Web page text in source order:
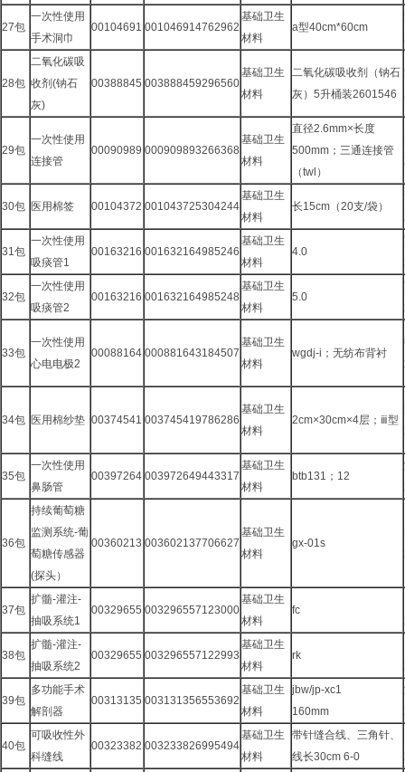
27包
一次性使用
手术洞巾
00104691 001046914762962
基础卫生
材料
a型40cm*60cm
28包
二氧化碳吸
收剂(钠石
灰)
00388845 003888459296560
基础卫生
材料
二氧化碳吸收剂（钠石
灰）5升桶装2601546
29包
一次性使用
连接管
00090989 000909893266368
基础卫生
材料
直径2.6mm×长度
500mm；三通连接管
（twl）
30包 医用棉签 00104372 001043725304244
基础卫生
材料
长15cm（20支/袋）
31包
一次性使用
吸痰管1
00163216 001632164985246
基础卫生
材料
4.0
32包
一次性使用
吸痰管2
00163216 001632164985248
基础卫生
材料
5.0
33包
一次性使用
心电电极2
00088164 000881643184507
基础卫生
材料
wgdj-i；无纺布背衬
34包 医用棉纱垫 00374541 003745419786286
基础卫生
材料
2cm×30cm×4层；ⅲ型
35包
一次性使用
鼻肠管
00397264 003972649443317
基础卫生
材料
btb131；12
36包
持续葡萄糖
监测系统-葡
萄糖传感器
(探头）
00360213 003602137706627
基础卫生
材料
gx-01s
37包
扩髓-灌注-
抽吸系统1
00329655 003296557123000
基础卫生
材料
fc
38包
扩髓-灌注-
抽吸系统2
00329655 003296557122993
基础卫生
材料
rk
39包
多功能手术
解剖器
00313135 003131356553692
基础卫生
材料
jbw/jp-xc1
160mm
40包
可吸收性外
科缝线
00323382 003233826995494
基础卫生
材料
带针缝合线、三角针、
线长30cm 6-0